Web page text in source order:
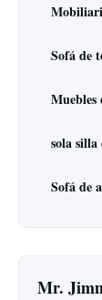
Sofá de
Muebles
sola silla
Sofá de
Mr.